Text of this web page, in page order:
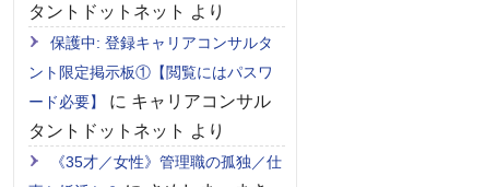
タントドットネット より
保護中: 登録キャリアコンサルタ
ント限定掲示板①【閲覧にはパスワ
ード必要】
に キャリアコンサル
タントドットネット より
《35才／女性》管理職の孤独／仕